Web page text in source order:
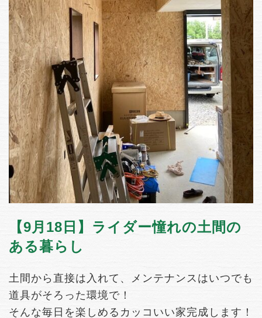
【9月18日】ライダー憧れの土間の
ある暮らし
土間から直接は入れて、メンテナンスはいつでも
道具がそろった環境で！
そんな毎日を楽しめるカッコいい家完成します！